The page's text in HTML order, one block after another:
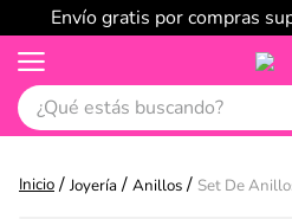
Envío gratis por compras
¿Qué estás buscando?
Joyería Anillos Set De